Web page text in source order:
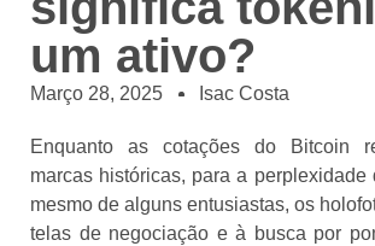
um ativo?
Março 28, 2025 Isac Costa
Enquanto as cotações do Bitcoin
marcas históricas, para a perplexidade
mesmo de alguns entusiastas, os
telas de negociação e à busca por